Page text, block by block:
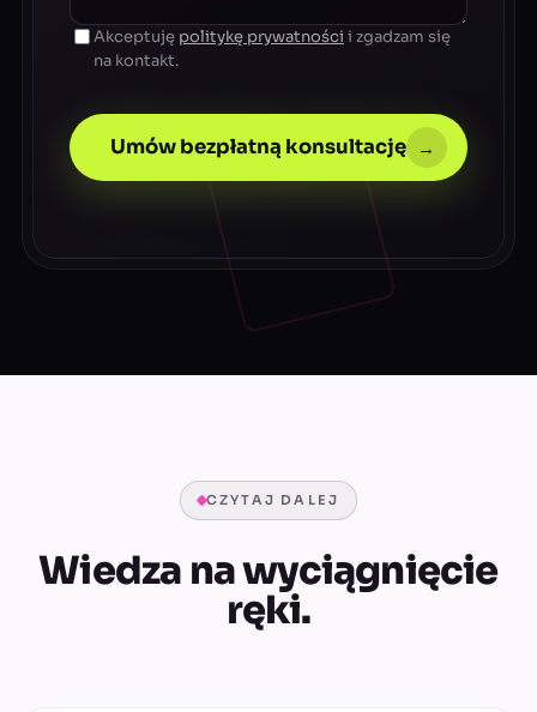
Akceptuję politykę prywatności i zgadzam się
na kontakt.
Umów bezpłatną konsultację →
CZYTAJ DALEJ
Wiedza na wyciągnięcie
ręki.